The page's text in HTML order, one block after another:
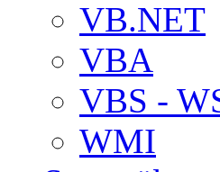
VB.NET
VBA
VBS -
WMI